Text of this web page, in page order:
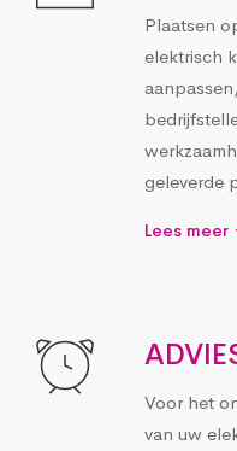
Plaatsen
elektrisch
geleverde
Lees meer
Voor het
van uw